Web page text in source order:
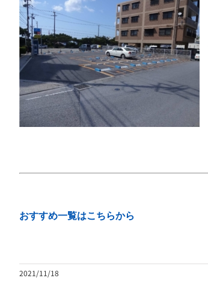
おすすめ一覧はこちらから
2021/11/18